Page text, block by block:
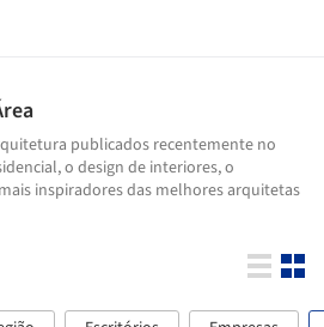
publicados recentemente no
o design de interiores, o
inspiradores das melhores arquitetas